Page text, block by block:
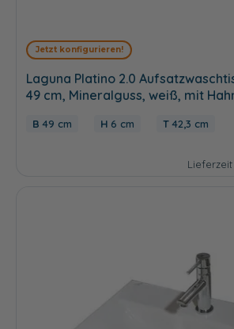
Jetzt konfigurieren!
Laguna Platino 2.0
49 cm, Mineralguss, weiß, mit
49 cm 6 cm 42,3 cm